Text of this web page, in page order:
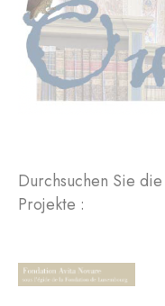
Durchsuchen Sie
Projekte :